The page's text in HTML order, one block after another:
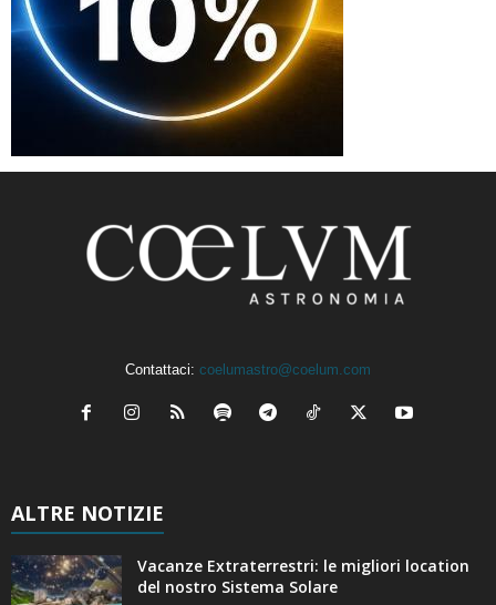
Contattaci: coelumastro@coelum.com
ALTRE NOTIZIE
Vacanze Extraterrestri: le migliori location
del nostro Sistema Solare